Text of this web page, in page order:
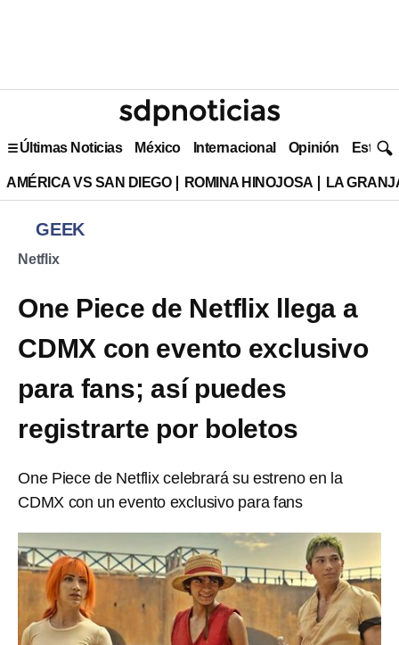
Últimas Noticias México Internacional Opinión Estilo
AMÉRICA VS SAN DIEGO ROMINA HINOJOSA LA
GEEK
Netflix
One Piece de Netflix llega a
CDMX con evento exclusivo
para fans; así puedes
registrarte por boletos
One Piece de Netflix celebrará su estreno en la
CDMX con un evento exclusivo para fans